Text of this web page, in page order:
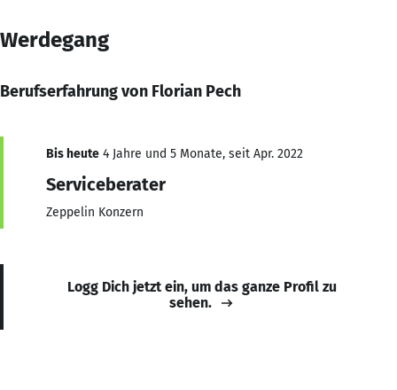
Werdegang
Berufserfahrung von Florian Pech
Bis heute 4 Jahre und 5 Monate, seit Apr. 2022
Serviceberater
Zeppelin Konzern
Logg Dich jetzt ein, um das ganze Profil zu
sehen.